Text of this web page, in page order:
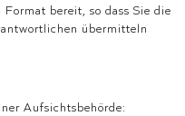
bereit, so dass Sie die
übermitteln
Aufsichtsbehörde: